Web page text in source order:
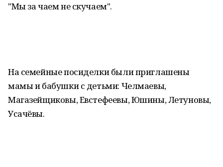
"Мы за чаем не скучаем".
На семейные посиделки были приглашены
мамы и бабушки с детьми: Челмаевы,
Магазейщиковы, Евстефеевы, Юшины, Летуновы,
Усачёвы.